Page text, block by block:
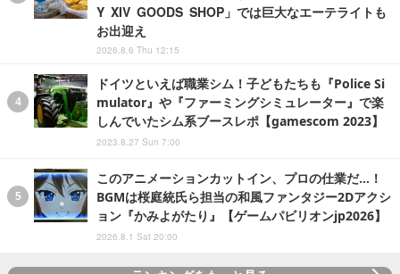
Y XIV GOODS SHOP」では巨大なエーテライトも
お出迎え
2026.8.6 Thu 12:15
ドイツといえば職業シム！子どもたちも『Police Si
mulator』や『ファーミングシミュレーター』で楽
しんでいたシム系ブースレポ【gamescom 2023】
2023.8.27 Sun 7:00
このアニメーションカットイン、プロの仕業だ…！
BGMは桜庭統氏ら担当の和風ファンタジー2Dアクシ
ョン『かみよがたり』【ゲームパビリオンjp2026】
2026.8.1 Sat 20:00